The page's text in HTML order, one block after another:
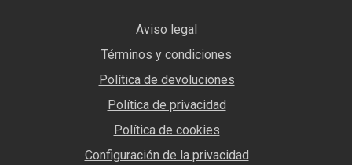
Aviso legal
Términos y condiciones
Política de devoluciones
Política de privacidad
Política de cookies
Configuración de la privacidad